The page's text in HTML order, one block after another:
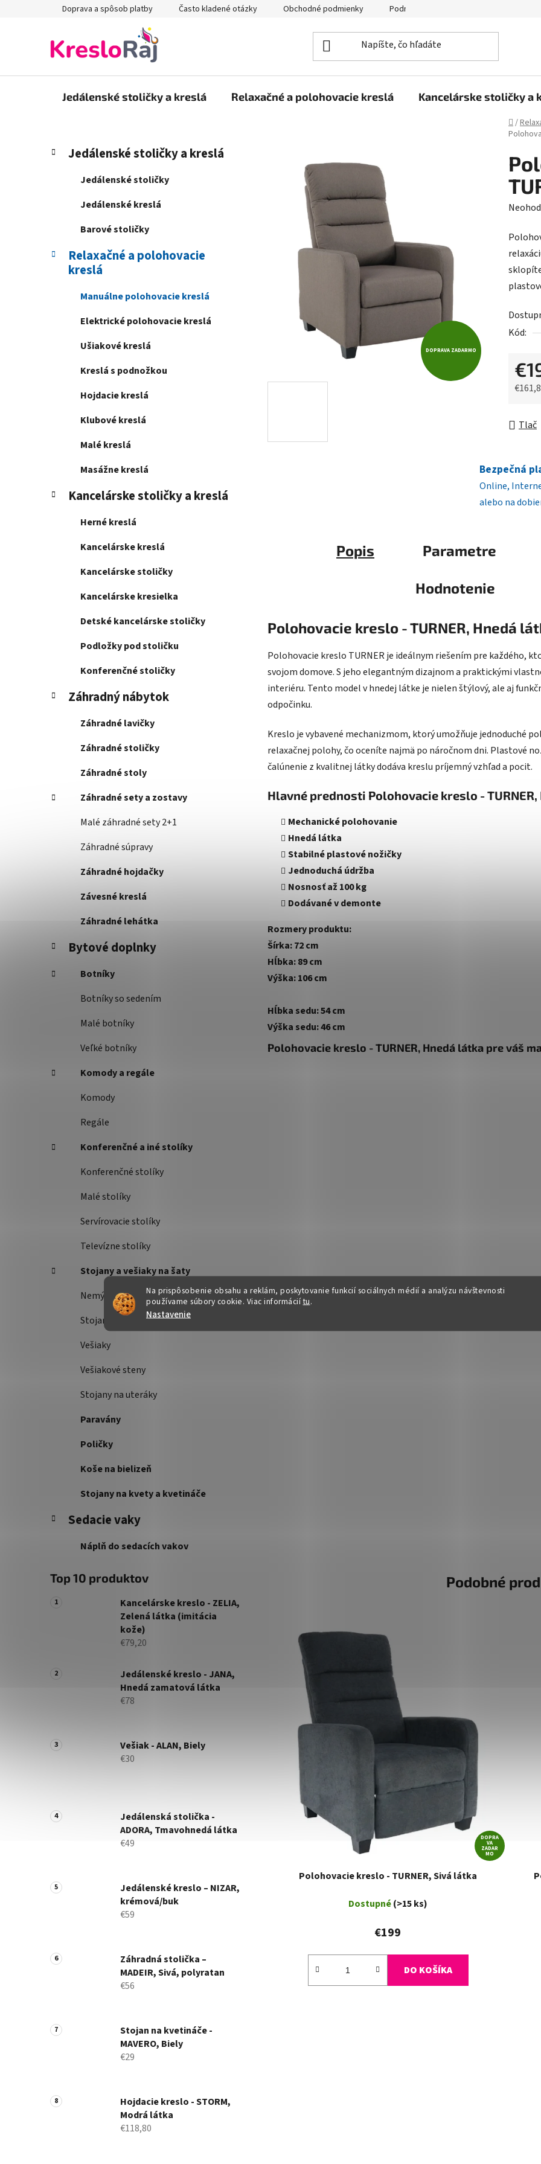
Na prispôsobenie obsahu a reklám, poskytovanie funkcií sociálnych médií a analýzu návštevnosti
používame súbory cookie. Viac informáciítu.
Nastavenie
Doprava a spôsob platby Často kladené otázky Obchodné podmienky Podmienky ochrany osobných údajov
Jedálenské stoličky a kreslá Relaxačné a polohovacie kreslá Kancelárske stoličky a
Domov
/
B
n
Preskočiť
kategórie
K
a
e
Jedálenské stoličky a kreslá
Jedálenské stoličky
Jedálenské kreslá
Barové stoličky
Relaxačné a polohovacie
kreslá
Manuálne polohovacie kreslá
Elektrické polohovacie kreslá
Ušiakové kreslá
Kreslá s podnožkou
Hojdacie kreslá
Klubové kreslá
Malé kreslá
Masážne kreslá
Kancelárske stoličky a kreslá
Herné kreslá
Kancelárske kreslá
Kancelárske stoličky
Kancelárske kresielka
Detské kancelárske stoličky
Podložky pod stoličku
Konferenčné stoličky
Záhradný nábytok
Záhradné lavičky
Záhradné stoličky
Záhradné stoly
Záhradné sety a zostavy
Malé záhradné sety 2+1
Záhradné súpravy
Záhradné hojdačky
Závesné kreslá
Záhradné lehátka
Bytové doplnky
Botníky
Botníky so sedením
Malé botníky
Veľké botníky
Komody a regále
Komody
Regále
Konferenčné a iné stolíky
Konferenčné stolíky
Malé stolíky
Servírovacie stolíky
Televízne stolíky
Stojany a vešiaky na šaty
Nemý sluha
Stojany na šaty
Vešiaky
Vešiakové steny
Stojany na uteráky
Paravány
Poličky
Koše na bielizeň
Stojany na kvety a kvetináče
Sedacie vaky
Náplň do sedacích vakov
Top 10 produktov
Kancelárske kreslo - ZELIA,
Zelená látka (imitácia
kože)
€79,20
Jedálenské kreslo - JANA,
Hnedá zamatová látka
€78
Vešiak - ALAN, Biely
€30
Jedálenská stolička -
ADORA, Tmavohnedá látka
€49
Jedálenské kreslo – NIZAR,
krémová/buk
€59
Záhradná stolička –
MADEIR, Sivá, polyratan
€56
Stojan na kvetináče -
MAVERO, Biely
€29
Hojdacie kreslo - STORM,
Modrá látka
€118,80
je
0,0
z
Kód:
Tlač
DOPRAVA ZADARMO
Bezpečná
Online,
alebo na
Popis Parametre
Hodnotenie
Polohovacie kreslo - TURNER, Hnedá
Polohovacie kreslo TURNER je ideálnym riešením pre každého,
svojom domove. S jeho elegantným dizajnom a praktickými
interiéru. Tento model v hnedej látke je nielen štýlový, ale aj
odpočinku.
Kreslo je vybavené mechanizmom, ktorý umožňuje jednoduché
relaxačnej polohy, čo oceníte najmä po náročnom dni. Plastové
čalúnenie z kvalitnej látky dodáva kreslu príjemný vzhľad a pocit.
Hlavné prednosti Polohovacie kreslo -
Mechanické polohovanie
Hnedá látka
Stabilné plastové nožičky
Jednoduchá údržba
Nosnosť až 100 kg
Dodávané v demonte
Rozmery produktu:
Šírka: 72 cm
Hĺbka: 89 cm
Výška: 106 cm
Hĺbka sedu: 54 cm
Výška sedu: 46 cm
Polohovacie kreslo - TURNER, Hnedá látka pre váš
Hĺbka sedu (cm)
54
Demontované
Podobné
DOPRA
VA
ZADAR
MO
Polohovacie kreslo - TURNER, Sivá látka
Dostupné(>15 ks)
€199
DO KOŠÍKA